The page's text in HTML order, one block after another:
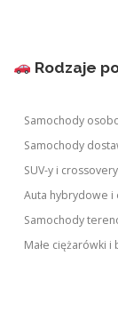
Rodzaje
Samochody
Samochody
SUV-y i crossovery
Auta hybrydowe i
Samochody
Małe ciężarówki i